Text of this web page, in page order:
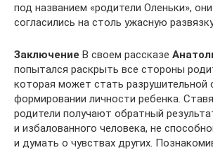
под названием «родители Оленьки»,
согласились на столь ужасную
Заключение В своем рассказе
попытался раскрыть все стороны
которая может стать разрушительной
формировании личности ребенка.
родители получают обратный
и избалованного человека, не
и думать о чувствах других.